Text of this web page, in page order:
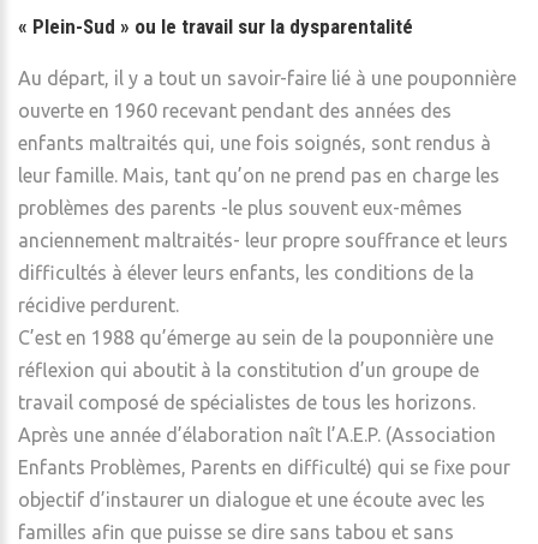
« Plein-Sud » ou le travail sur la dysparentalité
Au départ, il y a tout un savoir-faire lié à une pouponnière
ouverte en 1960 recevant pendant des années des
enfants maltraités qui, une fois soignés, sont rendus à
leur famille. Mais, tant qu’on ne prend pas en charge les
problèmes des parents -le plus souvent eux-mêmes
anciennement maltraités- leur propre souffrance et leurs
difficultés à élever leurs enfants, les conditions de la
récidive perdurent.
C’est en 1988 qu’émerge au sein de la pouponnière une
réflexion qui aboutit à la constitution d’un groupe de
travail composé de spécialistes de tous les horizons.
Après une année d’élaboration naît l’A.E.P. (Association
Enfants Problèmes, Parents en difficulté) qui se fixe pour
objectif d’instaurer un dialogue et une écoute avec les
familles afin que puisse se dire sans tabou et sans